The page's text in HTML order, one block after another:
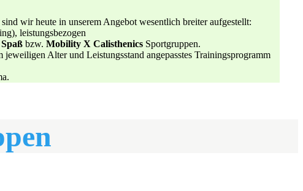
sind wir heute in unserem Angebot wesentlich breiter aufgestellt:
leistungsbezogen
bzw. Mobility X Calisthenics Sportgruppen.
Alter und Leistungsstand angepasstes Trainingsprogramm